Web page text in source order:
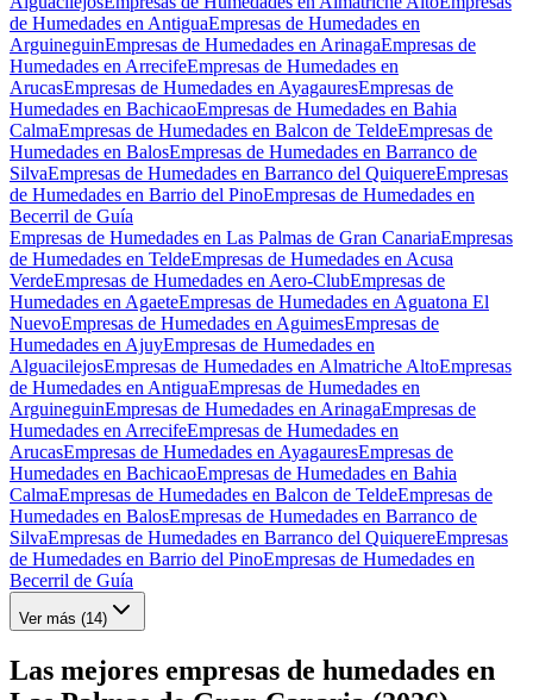
de Humedades en AntiguaEmpresas de Humedades en
ArguineguinEmpresas de Humedades en ArinagaEmpresas de
Humedades en ArrecifeEmpresas de Humedades en
ArucasEmpresas de Humedades en AyagauresEmpresas de
Humedades en BachicaoEmpresas de Humedades en Bahia
CalmaEmpresas de Humedades en Balcon de TeldeEmpresas de
Humedades en BalosEmpresas de Humedades en Barranco de
SilvaEmpresas de Humedades en Barranco del QuiquereEmpresas
de Humedades en Barrio del PinoEmpresas de Humedades en
Becerril de Guía
Empresas de Humedades en Las Palmas de Gran CanariaEmpresas
de Humedades en TeldeEmpresas de Humedades en Acusa
VerdeEmpresas de Humedades en Aero-ClubEmpresas de
Humedades en AgaeteEmpresas de Humedades en Aguatona El
NuevoEmpresas de Humedades en AguimesEmpresas de
Humedades en AjuyEmpresas de Humedades en
AlguacilejosEmpresas de Humedades en Almatriche AltoEmpresas
de Humedades en AntiguaEmpresas de Humedades en
ArguineguinEmpresas de Humedades en ArinagaEmpresas de
Humedades en ArrecifeEmpresas de Humedades en
ArucasEmpresas de Humedades en AyagauresEmpresas de
Humedades en BachicaoEmpresas de Humedades en Bahia
CalmaEmpresas de Humedades en Balcon de TeldeEmpresas de
Humedades en BalosEmpresas de Humedades en Barranco de
SilvaEmpresas de Humedades en Barranco del QuiquereEmpresas
de Humedades en Barrio del PinoEmpresas de Humedades en
Becerril de Guía
Ver más (14)
Las mejores empresas de humedades en